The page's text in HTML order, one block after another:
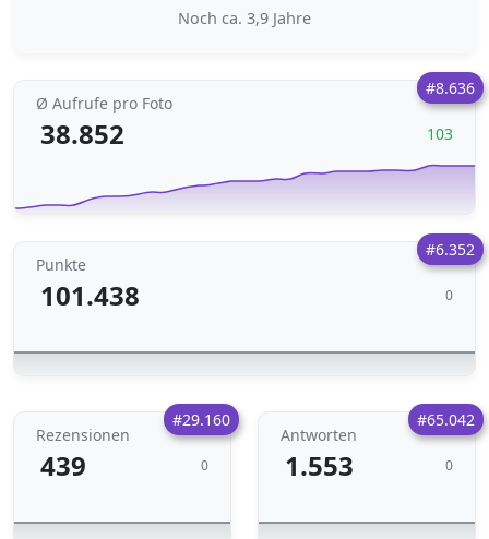
Noch ca. 3,9 Jahre
#8.636
Ø Aufrufe pro Foto
38.852 103
#6.352
Punkte
101.438 0
#29.160
Rezensionen
439 0
#65.042
Antworten
1.553 0